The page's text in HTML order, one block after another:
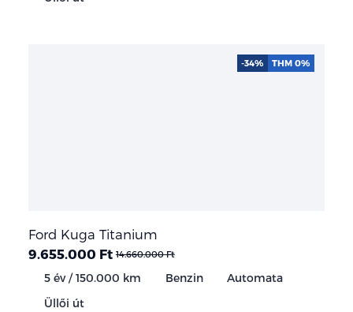
Ford Kuga Titanium
9.655.000 Ft 14.660.000 Ft
5 év / 150.000 km Benzin
Automata
Üllői út
-34% THM 0%